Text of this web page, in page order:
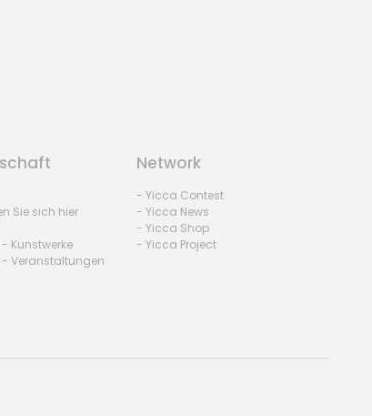
Sie sich hier
Kunstwerke
Veranstaltungen
Network
- Yicca Contest
- Yicca News
- Yicca Shop
- Yicca Project